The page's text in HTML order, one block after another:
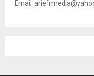
Email: